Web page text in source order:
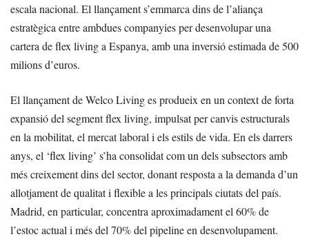
escala nacional. El llançament s’emmarca dins de l’aliança
estratègica entre ambdues companyies per desenvolupar una
cartera de flex living a Espanya, amb una inversió estimada de 500
milions d’euros.
El llançament de Welco Living es produeix en un context de forta
expansió del segment flex living, impulsat per canvis estructurals
en la mobilitat, el mercat laboral i els estils de vida. En els darrers
anys, el ‘flex living’ s’ha consolidat com un dels subsectors amb
més creixement dins del sector, donant resposta a la demanda d’un
allotjament de qualitat i flexible a les principals ciutats del país.
Madrid, en particular, concentra aproximadament el 60% de
l’estoc actual i més del 70% del pipeline en desenvolupament.